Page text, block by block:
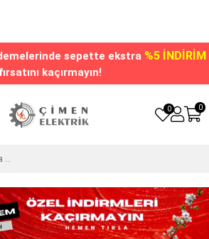
sepette ekstra %5 İNDİRİM
fırsatını kaçırmayın!
0
0
CT 4618 Cata 50 W Gold Led Projektör Beyaz Işık 6400K